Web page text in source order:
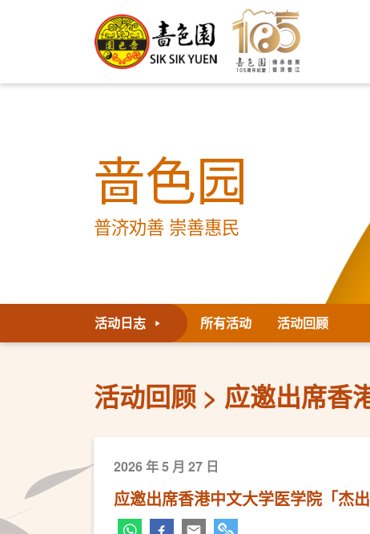
啬色园
普济劝善 崇善惠民
活动日志 所有活动 活动回顾
活动回顾 应邀出席香
2026 年 5 月 27 日
应邀出席香港中文大学医学院「杰